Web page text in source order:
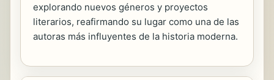
explorando nuevos géneros y proyectos
literarios, reafirmando su lugar como una de las
autoras más influyentes de la historia moderna.